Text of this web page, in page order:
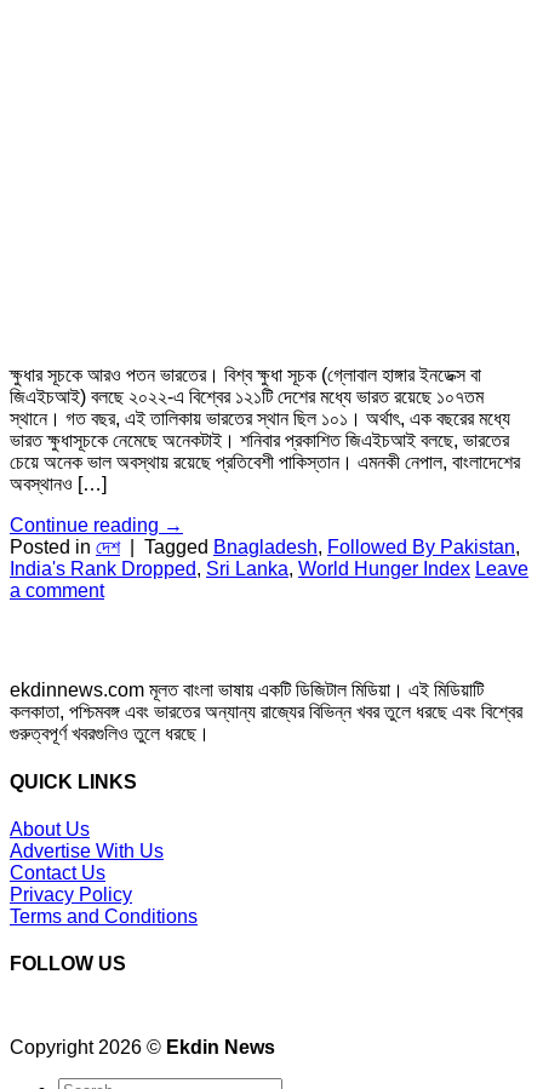
ক্ষুধার সূচকে আরও পতন ভারতের। বিশ্ব ক্ষুধা সূচক (গ্লোবাল হাঙ্গার ইনডেক্স বা
জিএইচআই) বলছে ২০২২-এ বিশ্বের ১২১টি দেশের মধ্যে ভারত রয়েছে ১০৭তম
স্থানে। গত বছর, এই তালিকায় ভারতের স্থান ছিল ১০১। অর্থাৎ, এক বছরের মধ্যে
ভারত ক্ষুধাসূচকে নেমেছে অনেকটাই। শনিবার প্রকাশিত জিএইচআই বলছে, ভারতের
চেয়ে অনেক ভাল অবস্থায় রয়েছে প্রতিবেশী পাকিস্তান। এমনকী নেপাল, বাংলাদেশের
অবস্থানও […]
Continue reading →
Posted in দেশ Tagged Bnagladesh, Followed By Pakistan,
India's Rank Dropped, Sri Lanka, World Hunger Index Leave
a comment
ekdinnews.com মূলত বাংলা ভাষায় একটি ডিজিটাল মিডিয়া। এই মিডিয়াটি
কলকাতা, পশ্চিমবঙ্গ এবং ভারতের অন্যান্য রাজ্যের বিভিন্ন খবর তুলে ধরছে এবং বিশ্বের
গুরুত্বপূর্ণ খবরগুলিও তুলে ধরছে।
QUICK LINKS
About Us
Advertise With Us
Contact Us
Privacy Policy
Terms and Conditions
FOLLOW US
Copyright 2026 © Ekdin News